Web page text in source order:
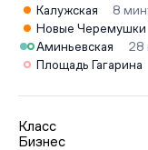
Калужская
8
Новые Черемушки
Аминьевская
28
Площадь Гагарина
Класс
Бизнес